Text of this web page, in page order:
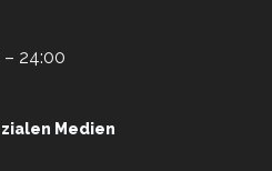
24:00
Medien